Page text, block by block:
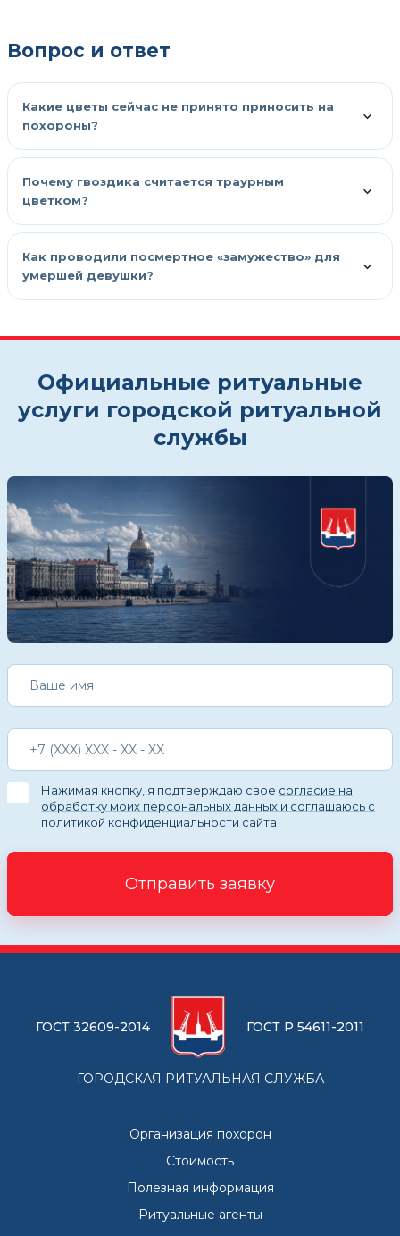
Вопрос и ответ
Какие цветы сейчас не принято приносить на
похороны?
Почему гвоздика считается траурным
цветком?
Как проводили посмертное «замужество» для
умершей девушки?
Официальные ритуальные
услуги городской ритуальной
службы
Нажимая кнопку, я подтверждаю свое согласие на
обработку моих персональных данных и соглашаюсь с
политикой конфиденциальности сайта
Отправить заявку
ГОСТ 32609-2014 ГОСТ Р 54611-2011
ГОРОДСКАЯ РИТУАЛЬНАЯ СЛУЖБА
Организация похорон
Стоимость
Полезная информация
Ритуальные агенты